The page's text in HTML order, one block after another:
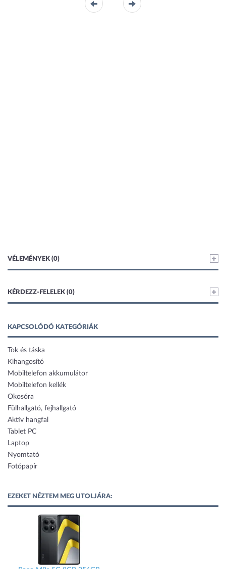
VÉLEMÉNYEK (0)
KÉRDEZZ-FELELEK (0)
KAPCSOLÓDÓ KATEGÓRIÁK
Tok és táska
Kihangosító
Mobiltelefon akkumulátor
Mobiltelefon kellék
Okosóra
Fülhallgató, fejhallgató
Aktív hangfal
Tablet PC
Laptop
Nyomtató
Fotópapír
EZEKET NÉZTEM MEG UTOLJÁRA: